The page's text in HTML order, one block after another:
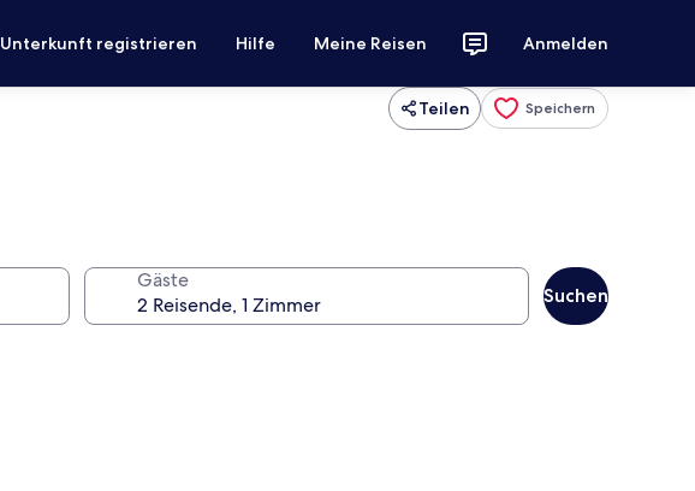
Unterkunft registrieren Hilfe Meine Reisen Anmelden
Teilen Speichern
Gäste
Suchen